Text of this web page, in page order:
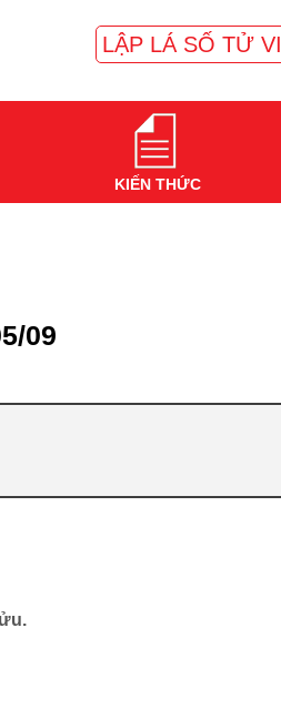
LẬP LÁ SỐ TỬ VI
KIẾN THỨC
09